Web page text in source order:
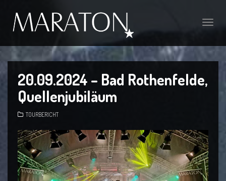
20.09.2024 – Bad Rothenfelde,
Quellenjubiläum
TOURBERICHT